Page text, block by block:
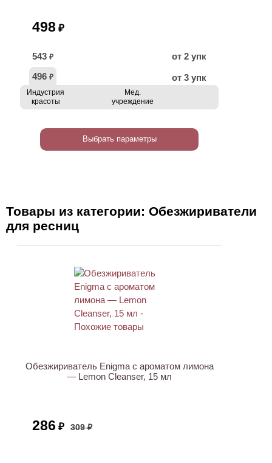
498 ₽
543 ₽
от 2 упк
496 ₽ от 3 упк
Индустрия
красоты
Мед.
учреждение
Выбрать параметры
Товары из категории: Обезжириватели
для ресниц
Обезжириватель Enigma с ароматом лимона
— Lemon Cleanser, 15 мл
286 ₽ 309 ₽